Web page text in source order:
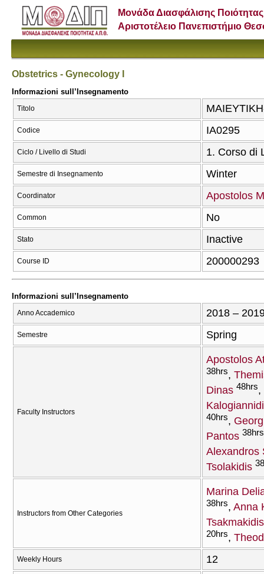
Μονάδα Διασφάλισης Ποιότητας
Αριστοτέλειο Πανεπιστήμιο
Obstetrics - Gynecology I
Informazioni sull’Insegnamento
Titolo
Codice ΙΑ0295
Ciclo / Livello di Studi 1. Corso di
Semestre di Insegnamento Winter
Coordinator Apostolos
Common No
Stato Inactive
Course ID 200000293
Informazioni sull’Insegnamento
Anno Accademico 2018 –
Semestre Spring
Faculty Instructors
Apostolos
38hrs
Dinas 48hrs
40hrs
Pantos 38hrs
Alexandros
Tsolakidis
Instructors from Other Categories
Marina
38hrs Anna
Tsakmakidis
20hrs
Weekly Hours 12